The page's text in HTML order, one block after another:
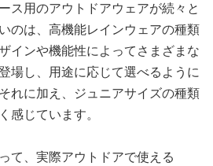
ス用のアウトドアウェアが続々と
のは、高機能レインウェアの種類
インや機能性によってさまざまな
場し、用途に応じて選べるように
れに加え、ジュニアサイズの種類
感じています。
て、実際アウトドアで使える